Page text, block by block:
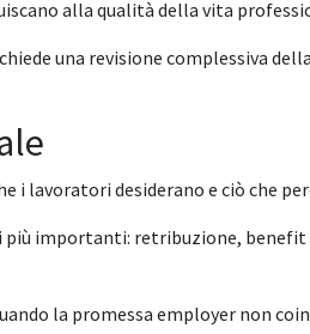
alla qualità della vita
una revisione complessiva
i lavoratori desiderano e ciò che
importanti: retribuzione, benefit
la promessa employer non